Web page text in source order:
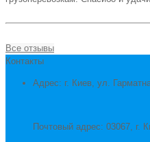
Все отзывы
Контакты
Адрес: г. Киев, ул.
Почтовый адрес: 03067, г.